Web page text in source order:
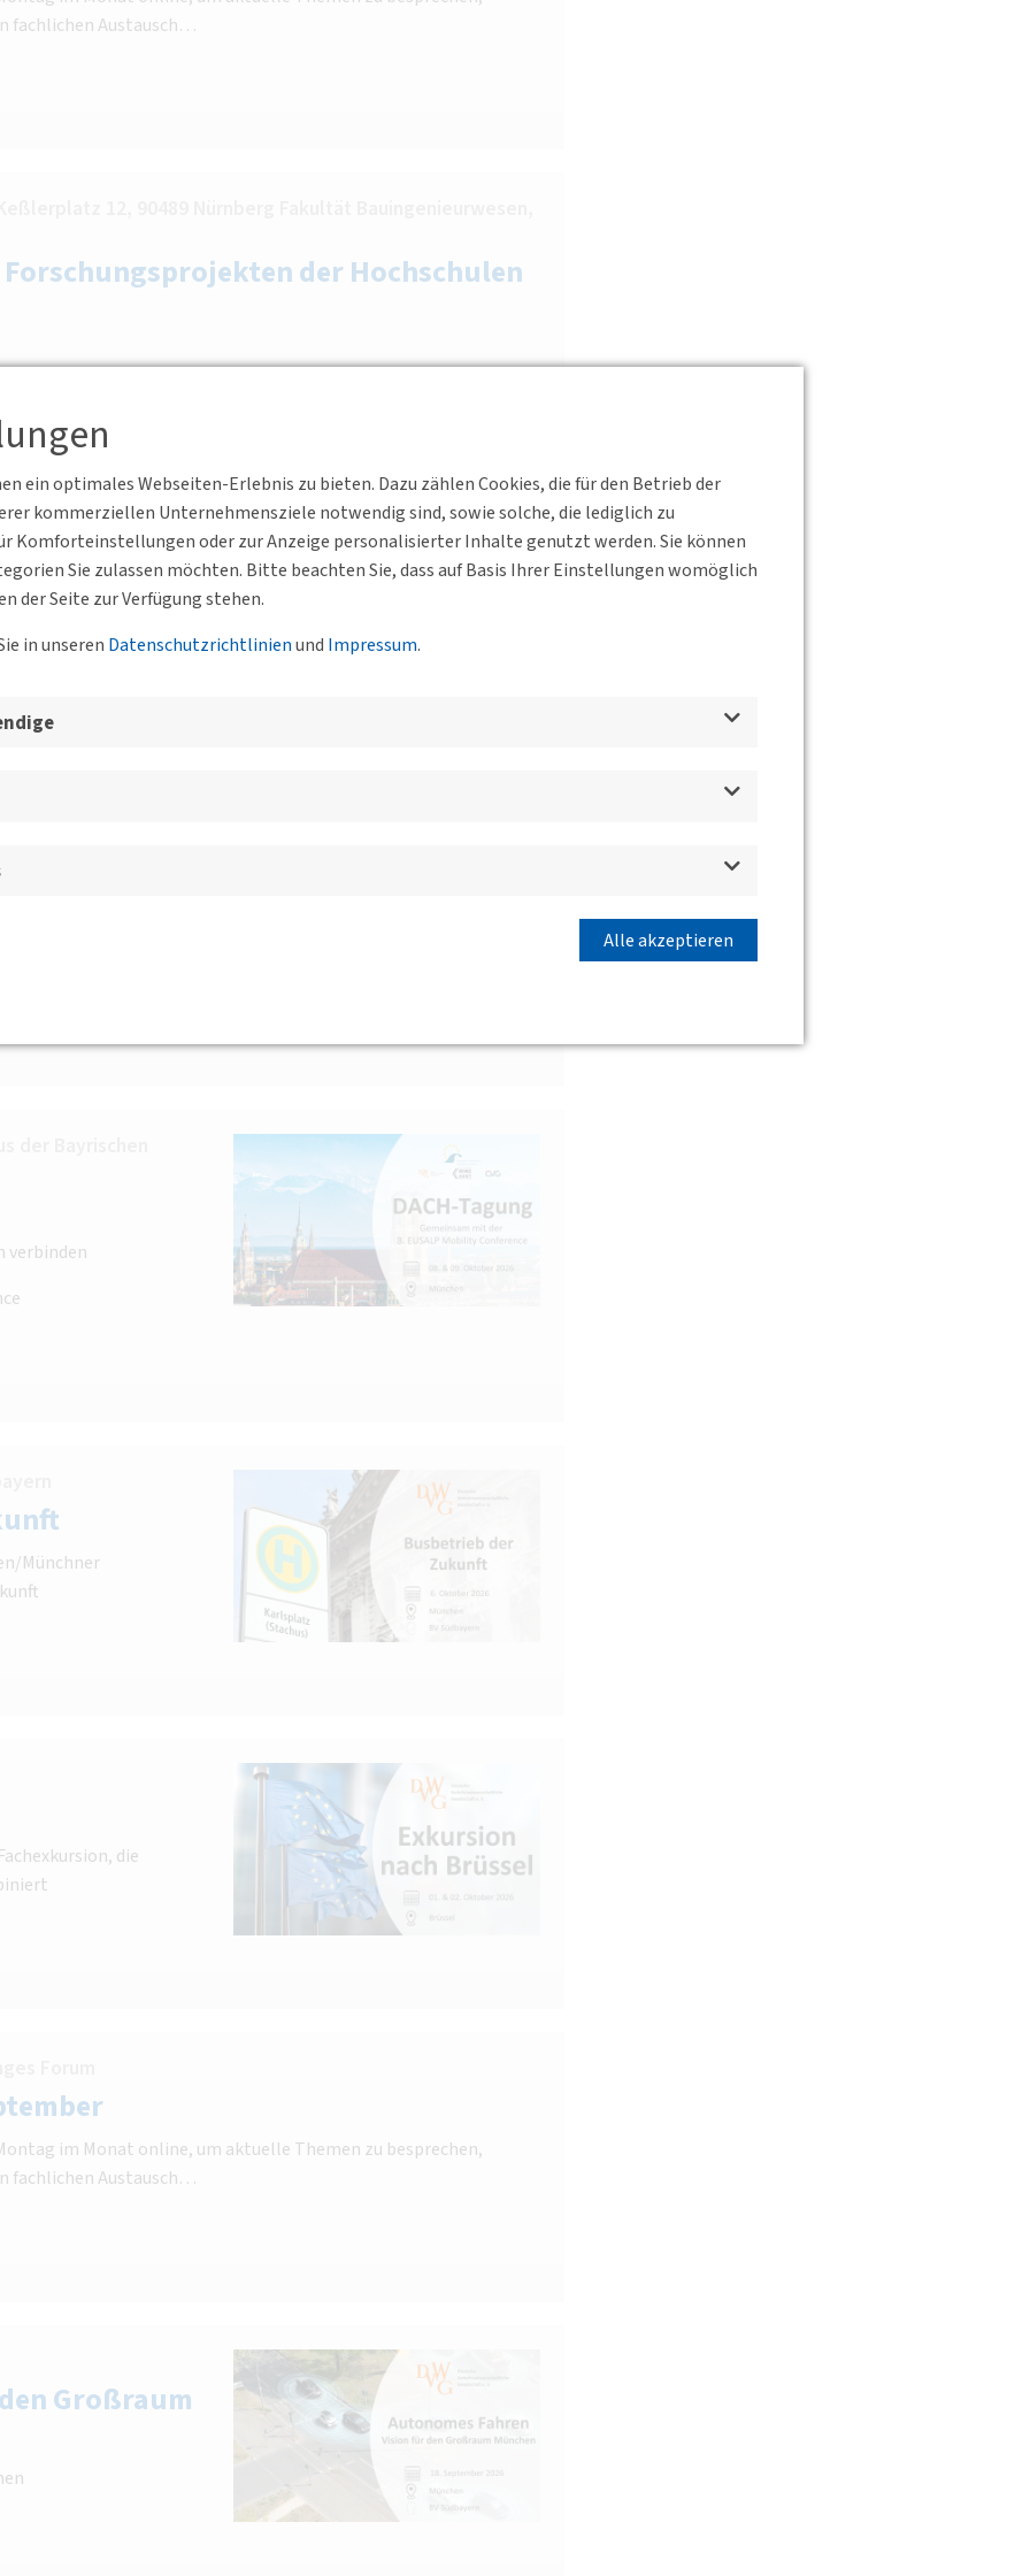
ein optimales Webseiten-Erlebnis zu bieten. Dazu zählen Cookies, die für den Betrieb der
kommerziellen Unternehmensziele notwendig sind, sowie solche, die lediglich zu
Komforteinstellungen oder zur Anzeige personalisierter Inhalte genutzt werden. Sie können
Sie zulassen möchten. Bitte beachten Sie, dass auf Basis Ihrer Einstellungen womöglich
der Seite zur Verfügung stehen.
in unseren Datenschutzrichtlinienund Impressum.
Alle akzeptieren
fachlichen Austausch…
der Hochschulen
BV Mecklenburg
im Kontext
Entwicklung des Flugverkehrs
ADV, referiert über die künftigen Entwicklungen des
verbinden
Münchner
die
im Monat online, um aktuelle Themen zu besprechen,
fachlichen Austausch…
Großraum